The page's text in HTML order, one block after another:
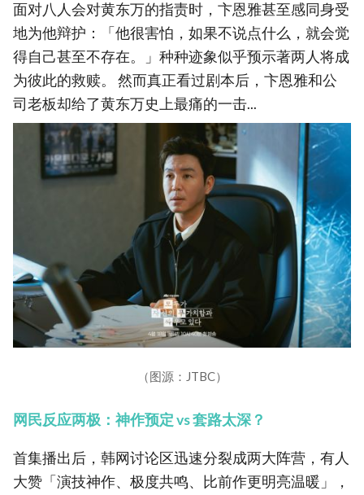
面对八人会对黄东万的指责时，卞恩雅甚至感同身受
地为他辩护：「他很害怕，如果不说点什么，就会觉
得自己甚至不存在。」种种迹象似乎预示著两人将成
为彼此的救赎。 然而真正看过剧本后，卞恩雅和公
司老板却给了黄东万史上最痛的一击...
（图源：JTBC）
网民反应两极：神作预定 vs 套路太深？
首集播出后，韩网讨论区迅速分裂成两大阵营，有人
大赞「演技神作、极度共鸣、比前作更明亮温暖」，